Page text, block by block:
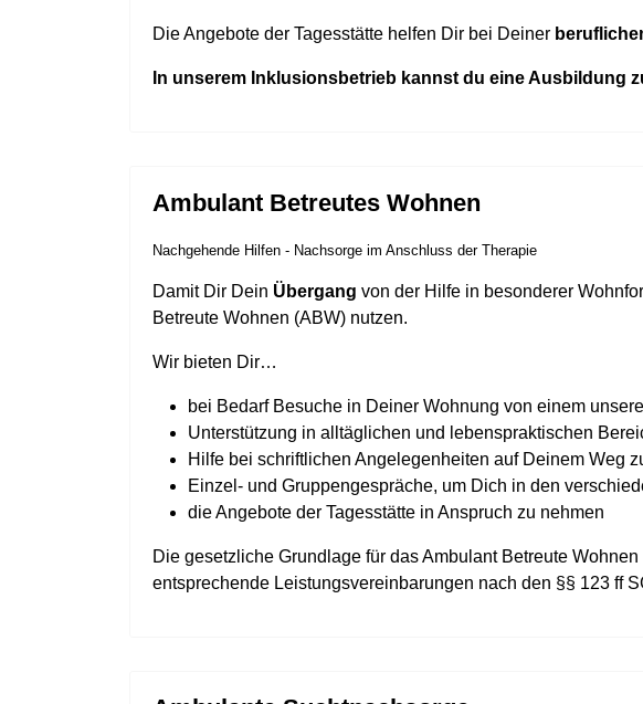
Die Angebote der Tagesstätte helfen Dir bei Deiner
In unserem Inklusionsbetrieb kannst du eine Ausbildung
Ambulant Betreutes Wohnen
Nachgehende Hilfen - Nachsorge im Anschluss der Therapie
Damit Dir Dein Übergang von der Hilfe in besonderer
Betreute Wohnen (ABW) nutzen.
Wir bieten Dir…
bei Bedarf Besuche in Deiner Wohnung von einem
Unterstützung in alltäglichen und lebenspraktischen
Hilfe bei schriftlichen Angelegenheiten auf Deinem Weg
Einzel- und Gruppengespräche, um Dich in den
die Angebote der Tagesstätte in Anspruch zu nehmen
Die gesetzliche Grundlage für das Ambulant Betreute
entsprechende Leistungsvereinbarungen nach den §§ 123 ff